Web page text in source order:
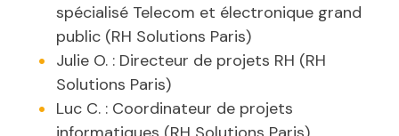
spécialisé Telecom et électronique grand
public (RH Solutions Paris)
Julie O. : Directeur de projets RH (RH
Solutions Paris)
Luc C. : Coordinateur de projets